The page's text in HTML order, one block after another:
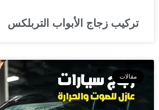
تركيب زجاج الأبواب التربلكس
مقالات